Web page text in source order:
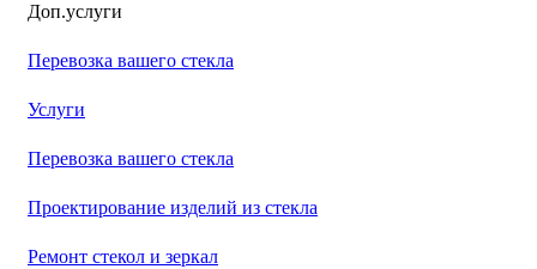
Доп.услуги
Перевозка вашего стекла
Услуги
Перевозка вашего стекла
Проектирование изделий из стекла
Ремонт стекол и зеркал